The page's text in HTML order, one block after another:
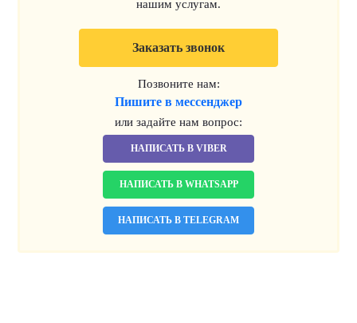
нашим услугам.
Заказать звонок
Позвоните нам:
Пишите в мессенджер
или задайте нам вопрос:
НАПИСАТЬ В VIBER
НАПИСАТЬ В WHATSAPP
НАПИСАТЬ В TELEGRAM